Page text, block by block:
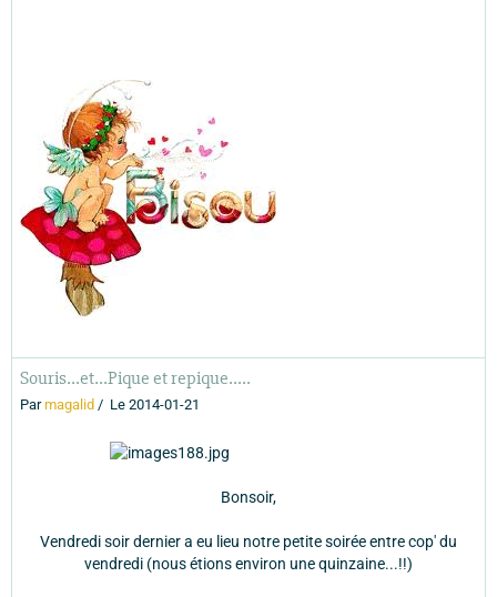
Souris...et...Pique et repique.....
Parmagalid Le 2014-01-21
Bonsoir,
Vendredi soir dernier a eu lieu notre petite soirée entre cop' du
vendredi (nous étions environ une quinzaine...!!)